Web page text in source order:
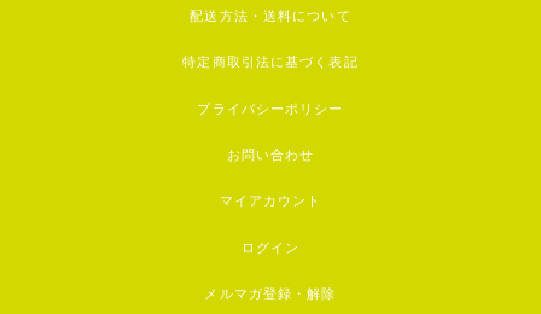
配送方法・送料について
特定商取引法に基づく表記
プライバシーポリシー
お問い合わせ
マイアカウント
ログイン
メルマガ登録・解除